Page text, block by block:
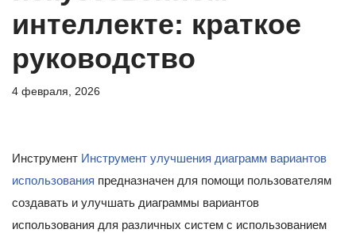
интеллекте: краткое
руководство
4 февраля, 2026
Инструмент Инструмент улучшения диаграмм вариантов
использования предназначен для помощи пользователям
создавать и улучшать диаграммы вариантов
использования для различных систем с использованием